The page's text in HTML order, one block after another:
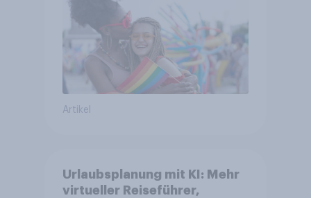
Artikel
Urlaubsplanung mit KI: Mehr
virtueller Reiseführer,